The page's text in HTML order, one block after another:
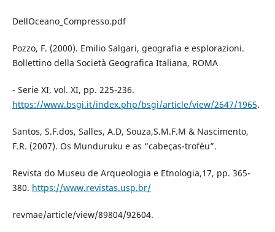
DellOceano_Compresso.pdf
Pozzo, F. (2000). Emilio Salgari, geografia e esplorazioni.
Bollettino della Società Geografica Italiana, ROMA
- Serie XI, vol. XI, pp. 225-236.
https://www.bsgi.it/index.php/bsgi/article/view/2647/1965.
Santos, S.F.dos, Salles, A.D, Souza,S.M.F.M & Nascimento,
F.R. (2007). Os Munduruku e as “cabeças-troféu”.
Revista do Museu de Arqueologia e Etnologia,17, pp. 365-
380. https://www.revistas.usp.br/
revmae/article/view/89804/92604.